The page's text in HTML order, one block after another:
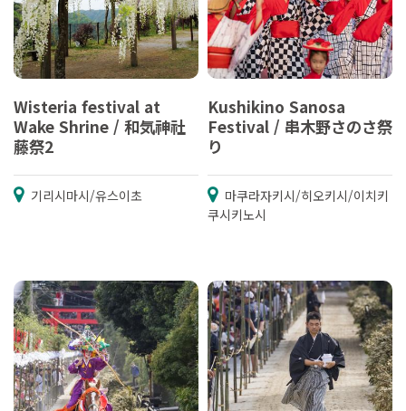
Wisteria festival at
Wake Shrine / 和気神社
藤祭2
기리시마시/유스이초
Kushikino Sanosa
Festival / 串木野さのさ祭
り
마쿠라자키시/히오키시/이치키
쿠시키노시